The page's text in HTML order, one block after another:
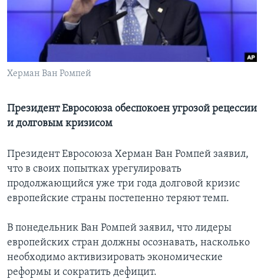
Learning English
СОЦИАЛЬНЫЕ СЕТИ
Языки
Херман Ван Ромпей
Президент Евросоюза обеспокоен угрозой рецессии
и долговым кризисом
Президент Евросоюза Херман Ван Ромпей заявил,
что в своих попытках урегулировать
продолжающийся уже три года долговой кризис
европейские страны постепенно теряют темп.
В понедельник Ван Ромпей заявил, что лидеры
европейских стран должны осознавать, насколько
необходимо активизировать экономические
реформы и сократить дефицит.